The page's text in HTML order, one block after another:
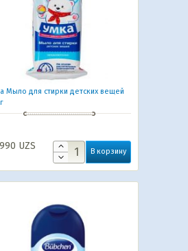
Мыло для стирки детских вещей
UZS В корзину